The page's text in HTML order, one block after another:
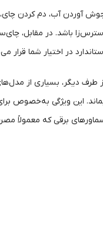
آوردن آب، دم کردن چای،
باشد. در مقابل،
در اختیار شما قرار
طرف دیگر، بسیاری از
این ویژگی به‌خصوص
برقی که معمولاً